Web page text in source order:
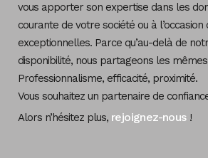
vous apporter son expertise dans les
courante de votre société ou à l’occasion
exceptionnelles. Parce qu’au-delà de
disponibilité, nous partageons les
Professionnalisme, efficacité, proximité.
Vous souhaitez un partenaire de
Alors n’hésitez plus, rejoignez-nous!